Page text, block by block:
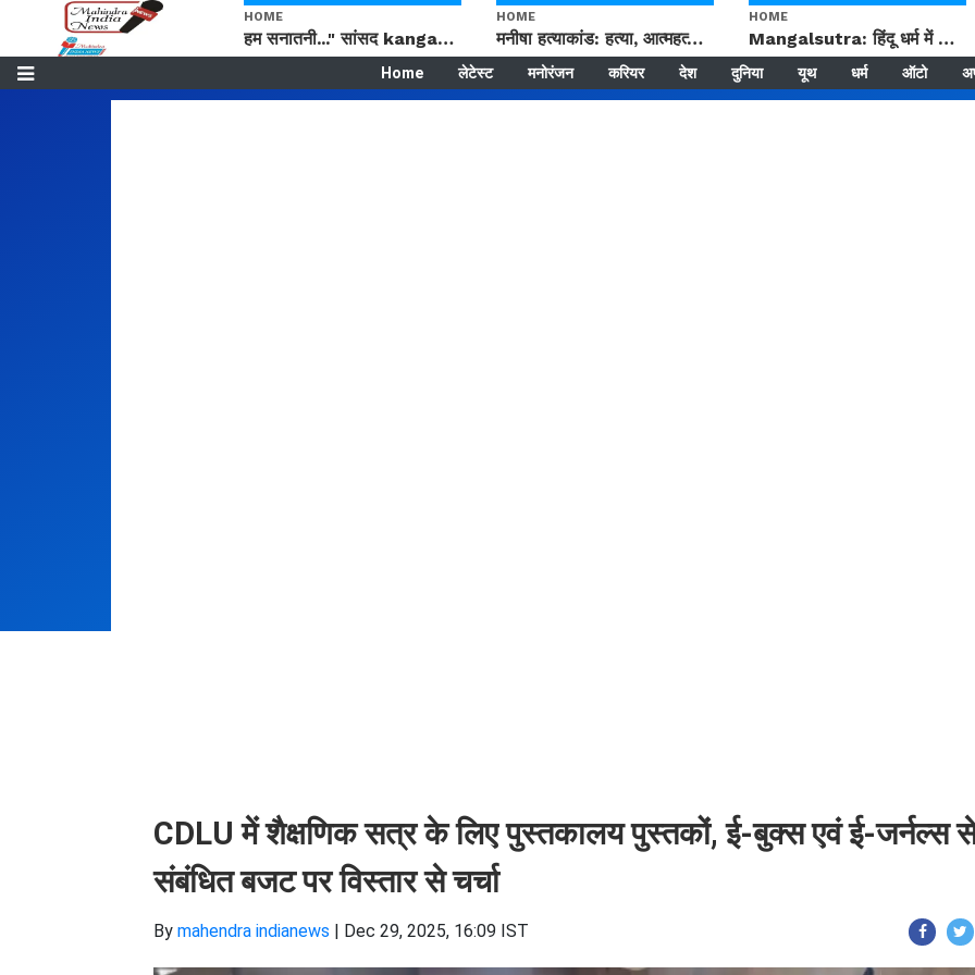
HOME
हम सनातनी..." सांसद kangana Ranaut से क्या बोली लड़की? Viral Jantar-Mantar | CJP protest
HOME
मनीषा हत्याकांड: हत्या, आत्महत्या या कोई बड़ा राज? | Full Story | Josh Haryana
HOME
Mangalsutra: हिंदू धर्म में शादी के बाद मंगलसूत्र क्यों पहनती है महिलाएं, किसने शुरु की ये परंपरा
Home लेटेस्ट मनोरंजन करियर देश दुनिया यूथ धर्म ऑटो
CDLU में शैक्षणिक सत्र के लिए पुस्तकालय पुस्तकों, ई-बुक्स एवं ई-जर्नल्स
संबंधित बजट पर विस्तार से चर्चा
By mahendra indianews | Dec 29, 2025, 16:09 IST